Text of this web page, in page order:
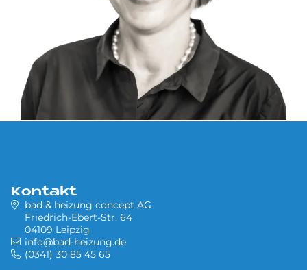
Kontakt
bad & heizung concept AG
Friedrich-Ebert-Str. 64
04109 Leipzig
info@bad-heizung.de
(0341) 30 85 45 65